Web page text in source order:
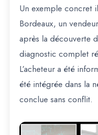
Un exemple concret
Bordeaux, un
après la découverte
diagnostic complet
L’acheteur a été
été intégrée dans la
conclue sans conflit.